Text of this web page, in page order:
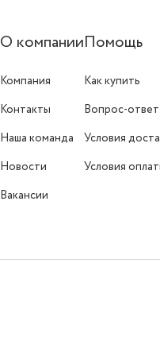
О компании
Компания
Контакты
Наша команда
Новости
Вакансии
Помощь
Как купить
Вопрос-ответ
Условия
Условия